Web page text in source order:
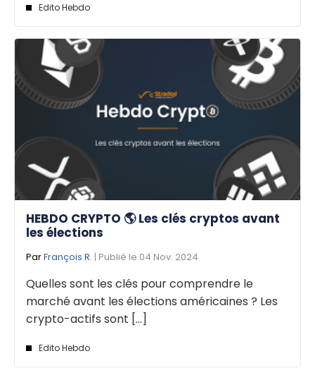
Edito Hebdo
HEBDO CRYPTO 🌎 Les clés cryptos avant
les élections
ParFrançois R. | Publié le 04 Nov. 2024
Quelles sont les clés pour comprendre le
marché avant les élections américaines ? Les
crypto-actifs sont [...]
Edito Hebdo